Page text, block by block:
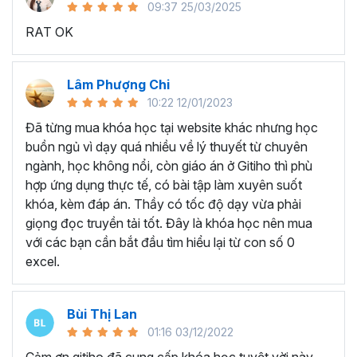
sử dụng Excel sẽ tốn nhiều thời gian, công sức để xử lý
công việc. Hơn nữa, chúng ta cũng không biết những thứ
mình đang thực hiện đúng hay không.
Hiện nay 100% các doanh nghiệp tại Việt Nam
cần tới kỹ năng Excel khi ứng tuyển vào vị trí kế toán, xử
chính... Mỗi cấp độ sẽ có yêu cầu thành thạo Excel xử lý
công việc khác nhau.
Chính vì điều đó Gitiho đã mở khóa học vềThủ thuật
Excel cập nhật hàng tuần - EXG02 với hơn7h+ học
cùng với92 tài liệu đính kèmbạn sẽ nhận được nhiều lợi
ích vô tận như:
Giảng viên là những người có trình độ chuyên môn
cao, kinh nghiệm thực tiễn dày dặn đã và đang đào
VPBank, FPT software, Vietcombank, MIC, Tập
đoàn Thành Công, TH True Milk
09:37 25/03/2025
RAT OK
Lâm Phượng Chi
10:22 12/01/2023
Đã từng mua khóa học tại website khác nhưng học
buồn ngủ vì dạy quá nhiều về lý thuyết từ chuyên
ngành, học không nổi, còn giáo án ở Gitiho thì phù
hợp ứng dụng thực tế, có bài tập làm xuyên suốt
khóa, kèm đáp án. Thầy có tốc độ dạy vừa phải
giọng đọc truyền tải tốt. Đây là khóa học nên mua
với các bạn cần bắt đầu tìm hiểu lại từ con số 0
excel.
Bùi Thị Lan
01:16 03/12/2022